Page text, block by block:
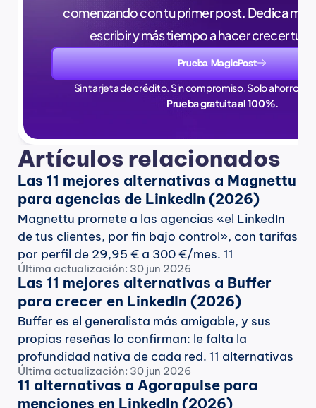
comenzando con tu primer post. Dedica
escribir y más tiempo a hacer crecer tu
Prueba MagicPost
Sin tarjeta de crédito. Sin compromiso. Solo ahorros
Prueba gratuita al 100%.
Artículos relacionados
Las 11 mejores alternativas a Magnettu
para agencias de LinkedIn (2026)
Magnettu promete a las agencias «el LinkedIn
de tus clientes, por fin bajo control», con tarifas
por perfil de 29,95 € a 300 €/mes. 11
alternativas de nivel agencia comparadas con
datos verificados, junio de 2026.
Última actualización: 30 jun 2026
Las 11 mejores alternativas a Buffer
para crecer en LinkedIn (2026)
Buffer es el generalista más amigable, y sus
propias reseñas lo confirman: le falta la
profundidad nativa de cada red. 11 alternativas
especializadas en LinkedIn comparadas con
datos reales: menciones, IA de voz,
Última actualización: 30 jun 2026
11 alternativas a Agorapulse para
menciones en LinkedIn (2026)